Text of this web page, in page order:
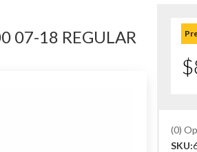
07-18 REGULAR
(0)
SKU: